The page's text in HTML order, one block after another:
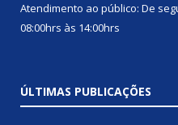
Atendimento ao público: De
08:00hrs às 14:00hrs
ÚLTIMAS PUBLICAÇÕES